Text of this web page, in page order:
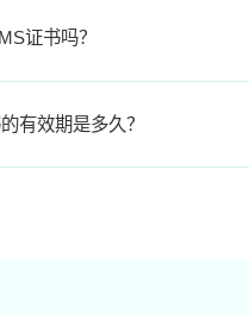
证书吗？
有效期是多久？